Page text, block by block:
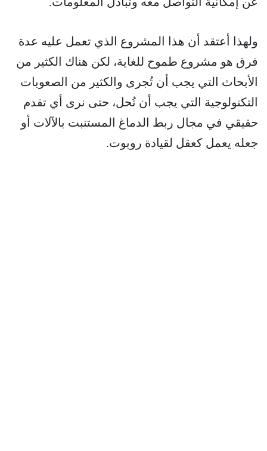
ولهذا أعتقد أن هذا المشروع الذي تعمل عليه عدة
فرق هو مشروع طموح للغاية، لكن هناك الكثير من
الأبحاث التي يجب أن تُجرى والكثير من الصعوبات
التكنولوجية التي يجب أن تُحل، حتى نرى أي تقدم
حقيقي في مجال ربط الدماغ المستنبت بالآلات أو
جعله يعمل كعقل لقيادة روبوت.